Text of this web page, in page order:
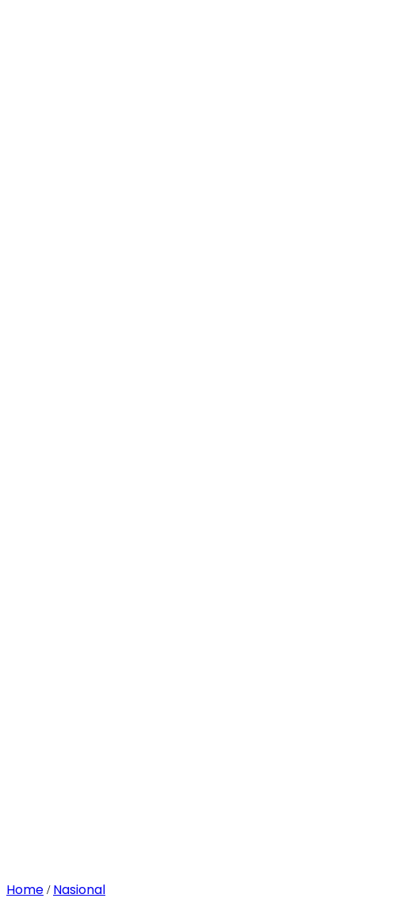
Home / Nasional